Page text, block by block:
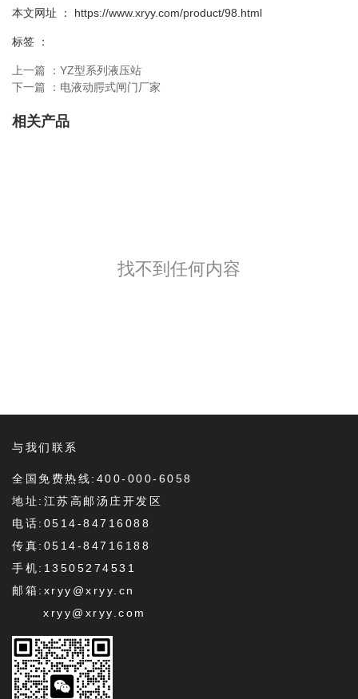
本文网址 ： https://www.xryy.com/product/98.html
标签 ：
上一篇 ： YZ型系列液压站
下一篇 ： 电液动腭式闸门厂家
相关产品
找不到任何内容
与我们联系
全国免费热线:400-000-6058
地址:江苏高邮汤庄开发区
电话:0514-84716088
传真:0514-84716188
手机:13505274531
邮箱:xryy@xryy.cn
xryy@xryy.com